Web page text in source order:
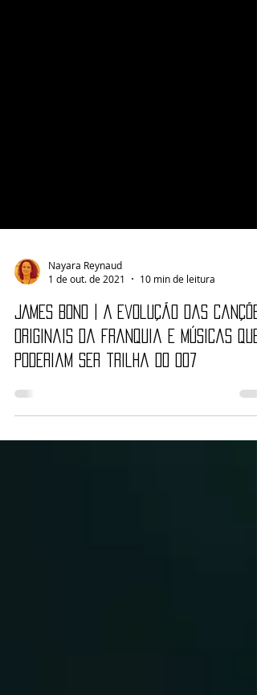
1 de out. de 2021
10 min de leitura
JAMES BOND | A evolução das
originais da franquia e músicas que
poderiam ser trilha do 007